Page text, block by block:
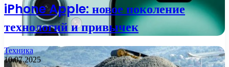
iPhone Apple: новое поколение
технологий и привычек
Техника
10.07.2025